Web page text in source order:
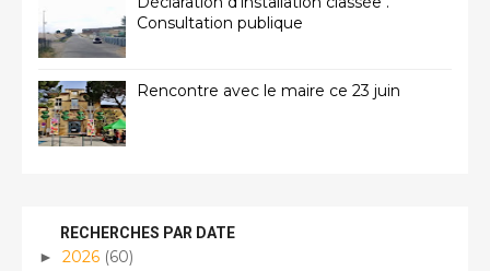
Consultation publique
Rencontre avec le maire ce 23 juin
RECHERCHES PAR DATE
► 2026 (60)